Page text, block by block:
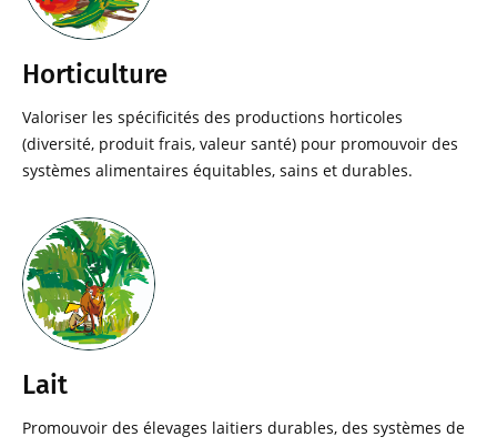
Horticulture
Valoriser les spécificités des productions horticoles
(diversité, produit frais, valeur santé) pour promouvoir des
systèmes alimentaires équitables, sains et durables.
Lait
Promouvoir des élevages laitiers durables, des systèmes de